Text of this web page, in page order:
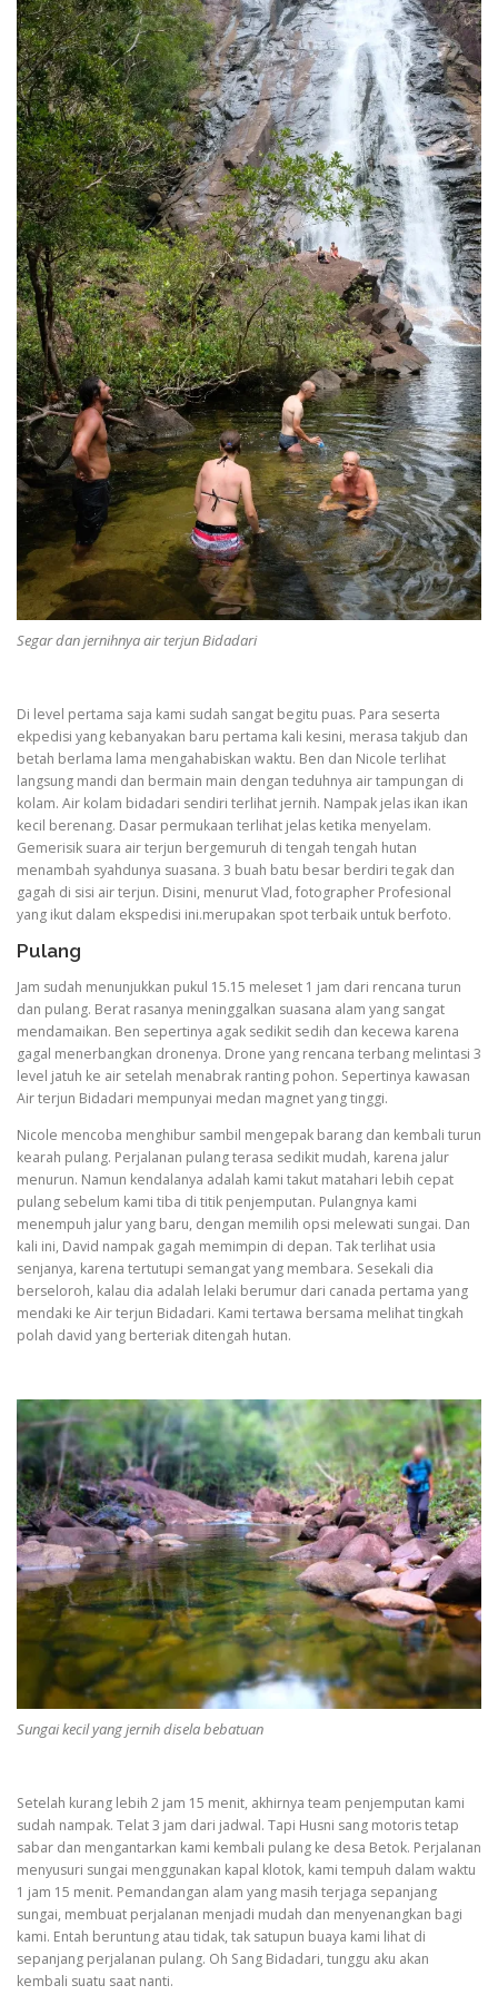
Segar dan jernihnya air terjun Bidadari
Di level pertama saja kami sudah sangat begitu puas. Para seserta
ekpedisi yang kebanyakan baru pertama kali kesini, merasa takjub dan
betah berlama lama mengahabiskan waktu. Ben dan Nicole terlihat
langsung mandi dan bermain main dengan teduhnya air tampungan di
kolam. Air kolam bidadari sendiri terlihat jernih. Nampak jelas ikan ikan
kecil berenang. Dasar permukaan terlihat jelas ketika menyelam.
Gemerisik suara air terjun bergemuruh di tengah tengah hutan
menambah syahdunya suasana. 3 buah batu besar berdiri tegak dan
gagah di sisi air terjun. Disini, menurut Vlad, fotographer Profesional
yang ikut dalam ekspedisi ini.merupakan spot terbaik untuk berfoto.
Pulang
Jam sudah menunjukkan pukul 15.15 meleset 1 jam dari rencana turun
dan pulang. Berat rasanya meninggalkan suasana alam yang sangat
mendamaikan. Ben sepertinya agak sedikit sedih dan kecewa karena
gagal menerbangkan dronenya. Drone yang rencana terbang melintasi 3
level jatuh ke air setelah menabrak ranting pohon. Sepertinya kawasan
Air terjun Bidadari mempunyai medan magnet yang tinggi.
Nicole mencoba menghibur sambil mengepak barang dan kembali turun
kearah pulang. Perjalanan pulang terasa sedikit mudah, karena jalur
menurun. Namun kendalanya adalah kami takut matahari lebih cepat
pulang sebelum kami tiba di titik penjemputan. Pulangnya kami
menempuh jalur yang baru, dengan memilih opsi melewati sungai. Dan
kali ini, David nampak gagah memimpin di depan. Tak terlihat usia
senjanya, karena tertutupi semangat yang membara. Sesekali dia
berseloroh, kalau dia adalah lelaki berumur dari canada pertama yang
mendaki ke Air terjun Bidadari. Kami tertawa bersama melihat tingkah
polah david yang berteriak ditengah hutan.
Sungai kecil yang jernih disela bebatuan
Setelah kurang lebih 2 jam 15 menit, akhirnya team penjemputan kami
sudah nampak. Telat 3 jam dari jadwal. Tapi Husni sang motoris tetap
sabar dan mengantarkan kami kembali pulang ke desa Betok. Perjalanan
menyusuri sungai menggunakan kapal klotok, kami tempuh dalam waktu
1 jam 15 menit. Pemandangan alam yang masih terjaga sepanjang
sungai, membuat perjalanan menjadi mudah dan menyenangkan bagi
kami. Entah beruntung atau tidak, tak satupun buaya kami lihat di
sepanjang perjalanan pulang. Oh Sang Bidadari, tunggu aku akan
kembali suatu saat nanti.